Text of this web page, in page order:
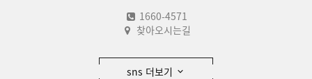
1660-4571
찾아오시는길
sns 더보기